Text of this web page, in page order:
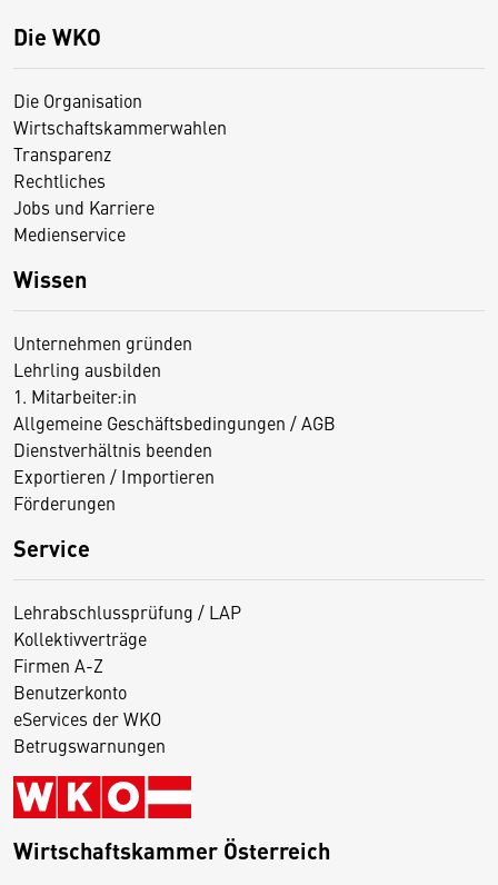
Die WKO
Die Organisation
Wirtschaftskammerwahlen
Transparenz
Rechtliches
Jobs und Karriere
Medienservice
Wissen
Unternehmen gründen
Lehrling ausbilden
1. Mitarbeiter:in
Allgemeine Geschäftsbedingungen / AGB
Dienstverhältnis beenden
Exportieren / Importieren
Förderungen
Service
Lehrabschlussprüfung / LAP
Kollektivverträge
Firmen A-Z
Benutzerkonto
eServices der WKO
Betrugswarnungen
Wirtschaftskammer Österreich